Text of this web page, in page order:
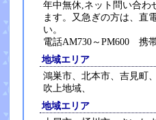
年中無休,ネット問い合
ます。又急ぎの方は、直
い。
電話AM730～PM600 携
地域エリア
鴻巣市、北本市、吉見町
吹上地域、
地域エリア